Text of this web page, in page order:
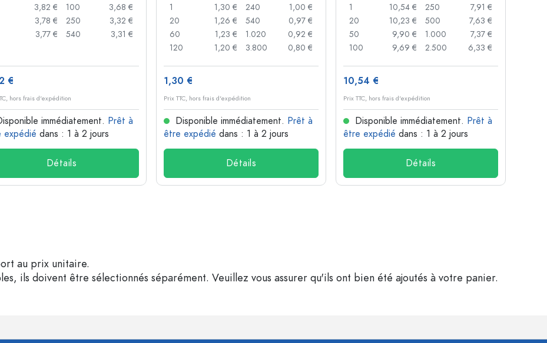
3,82 €
3,78 €
3,77 €
100
3,68 €
250
3,32 €
540
3,31 €
€
hors frais d'expédition
immédiatement. Prêt à
expédié dans : 1 à 2 jours
Détails
1
1,30 €
20
1,26 €
60
1,23 €
120
1,20 €
240
1,00 €
540
0,97 €
1.020
0,92 €
3.800
0,80 €
1,30 €
Prix TTC, hors frais d'expédition
Disponible immédiatement. Prêt à
être expédié dans : 1 à 2 jours
Détails
1
10,54 €
20
10,23 €
50
9,90 €
100
9,69 €
250
7,91 €
500
7,63 €
1.000
7,37 €
2.500
6,33 €
10,54 €
Prix TTC, hors frais d'expédition
Disponible immédiatement. Prêt à
être expédié dans : 1 à 2 jours
Détails
au prix unitaire.
ils doivent être sélectionnés séparément. Veuillez vous assurer qu'ils ont bien été ajoutés à votre panier.